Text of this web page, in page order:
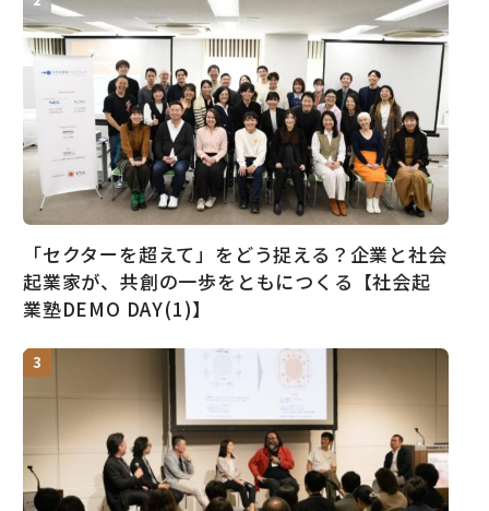
「セクターを超えて」をどう捉える？企業と社会
起業家が、共創の一歩をともにつくる【社会起
業塾DEMO DAY(1)】